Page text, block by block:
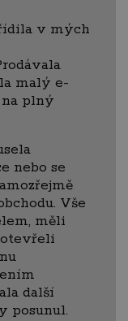
v mých
malý e-
na plný
nebo se
Vše
měli
otevřeli
další
posunul.